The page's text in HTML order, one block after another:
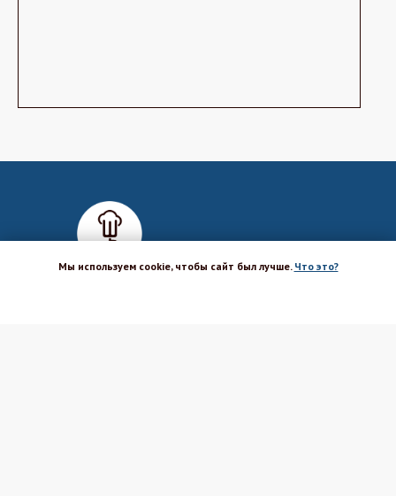
Мы используем cookie, чтобы сайт был лучше. Что это?